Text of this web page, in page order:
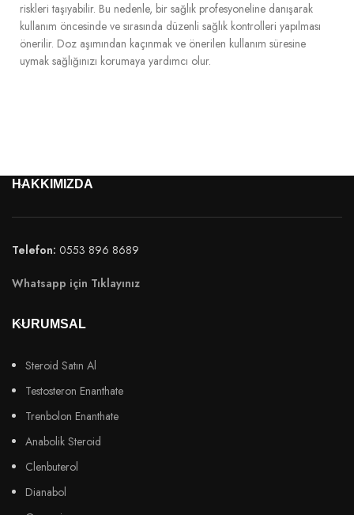
riskleri taşıyabilir. Bu nedenle, bir sağlık profesyoneline danışarak
kullanım öncesinde ve sırasında düzenli sağlık kontrolleri yapılması
önerilir. Doz aşımından kaçınmak ve önerilen kullanım süresine
uymak sağlığınızı korumaya yardımcı olur.
HAKKIMIZDA
Telefon: 0553 896 8689
Whatsapp için Tıklayınız
KURUMSAL
Steroid Satın Al
Testosteron Enanthate
Trenbolon Enanthate
Anabolik Steroid
Clenbuterol
Dianabol